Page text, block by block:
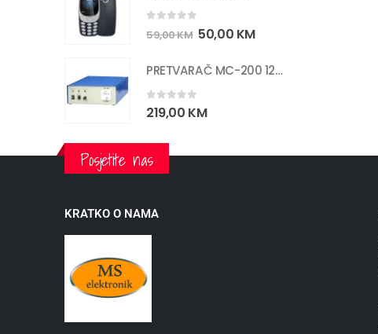
out of 5
59,00KM 50,00 KM
PRETVARAČ MC-200 12/220V 200W
0out of 5
219,00 KM
Posjetite nas
KRATKO O NAMA